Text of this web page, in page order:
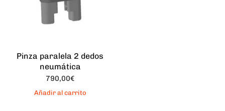
Pinza paralela 2 dedos
neumática
790,00€
Añadir al carrito